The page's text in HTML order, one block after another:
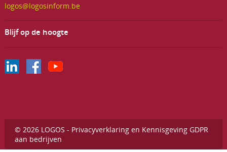
logos@logosinform.be
Blijf op de hoogte
© 2026 LOGOS - Privacyverklaring en Kennisgeving GDPR
aan bedrijven